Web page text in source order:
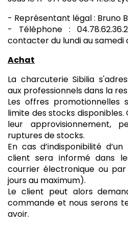
- Représentant légal : Bruno
- Téléphone :
contacter du lundi au samedi
Achat
La charcuterie Sibilia
aux professionnels dans la
Les offres promotionnelles
limite des stocks
leur approvisionnement,
ruptures de stocks.
En cas d’indisponibilité
client sera informé dans
courrier électronique ou
jours au maximum).
Le client peut alors
commande et nous serons
avoir.